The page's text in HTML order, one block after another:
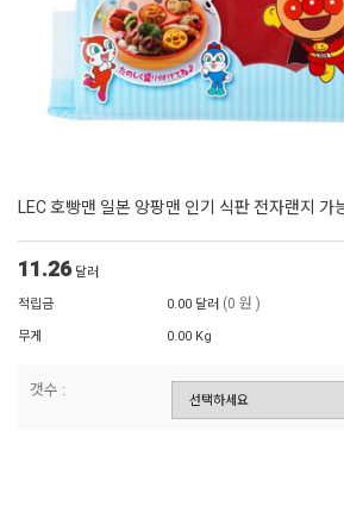
LEC 호빵맨 일본 앙팡맨 인기 식판 전자랜지 가
11.26 달러
적립금
0.00 달러 (0 원 )
무게 0.00 Kg
갯수 :